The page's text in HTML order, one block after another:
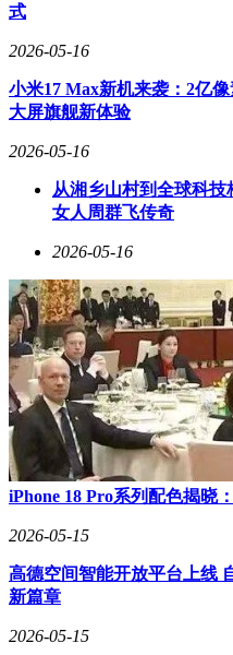
为进一步降低低空经济风险
的“全国首个低空经济共保体
验室推动“产学研用”深度融
制定等工作，为企业提供智
制造企业的安全总监表示，
的气流风险和建筑物遮挡问
在制度创新方面，人保财险
牵头行业结合重庆“超大城市
发了《重庆市无人驾驶航空
用）》条款，将空中碰撞、
范围。2026年3月，分公司作
成员单位，签发了重庆市实
保试点的“首张保单”，为某
元风险保障，标志着全国低
实现“零的突破”，为全国低
案。针对本地重载无人直升
司创新推出“保险+服务+维修
补偿目录，支持“重庆造”低
式
2026-05-16
小米17 Max新机来袭：2亿
大屏旗舰新体验
2026-05-16
从湘乡山村到全球科
女人周群飞传奇
2026-05-16
iPhone 18 Pro系列配色揭晓
2026-05-15
高德空间智能开放平台上线
新篇章
2026-05-15